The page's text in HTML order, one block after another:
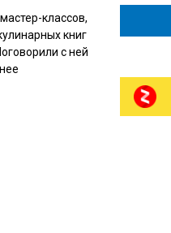
классов,
книг
с ней